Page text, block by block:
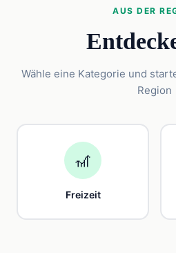
AUS DER
Wähle eine Kategorie und
Region
🎢
Freizeit